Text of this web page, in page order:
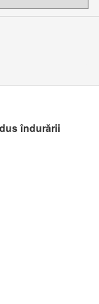
îndurării